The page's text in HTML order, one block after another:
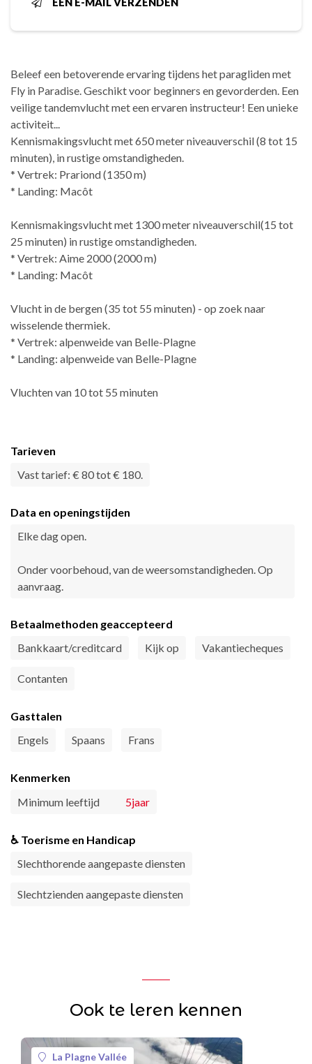
Beleef een betoverende ervaring tijdens het paragliden met
Fly in Paradise. Geschikt voor beginners en gevorderden. Een
veilige tandemvlucht met een ervaren instructeur! Een unieke
activiteit...
Kennismakingsvlucht met 650 meter niveauverschil (8 tot 15
minuten), in rustige omstandigheden.
* Vertrek: Prariond (1350 m)
* Landing: Macôt
Kennismakingsvlucht met 1300 meter niveauverschil(15 tot
25 minuten) in rustige omstandigheden.
* Vertrek: Aime 2000 (2000 m)
* Landing: Macôt
Vlucht in de bergen (35 tot 55 minuten) - op zoek naar
wisselende thermiek.
* Vertrek: alpenweide van Belle-Plagne
* Landing: alpenweide van Belle-Plagne
Vluchten van 10 tot 55 minuten
Tarieven
Vast tarief: € 80 tot € 180.
Data en openingstijden
Elke dag open.
Onder voorbehoud, van de weersomstandigheden. Op
aanvraag.
Betaalmethoden geaccepteerd
Bankkaart/creditcard
Kijk op Vakantiecheques
Contanten
Gasttalen
Engels
Spaans Frans
Kenmerken
Minimum leeftijd
5jaar
♿ Toerisme en Handicap
Slechthorende aangepaste diensten
Slechtzienden aangepaste diensten
Ook te leren kennen
La Plagne Vallée